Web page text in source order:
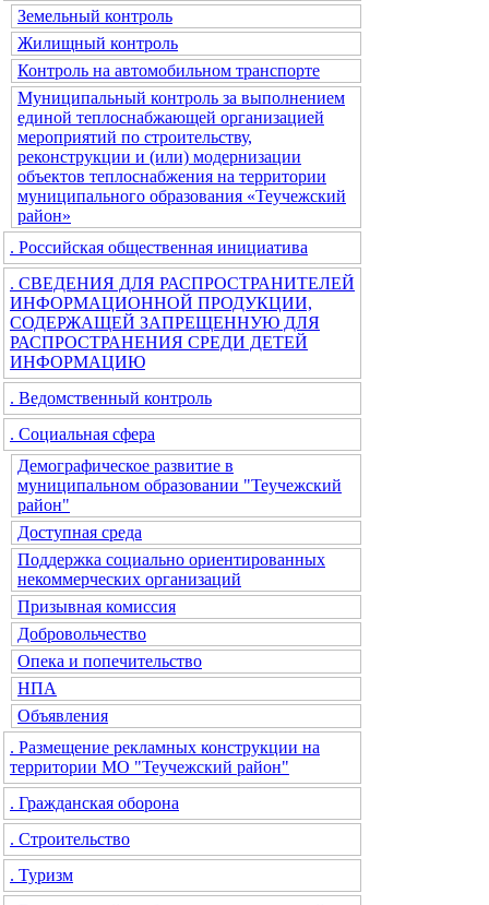
Земельный контроль
Жилищный контроль
Контроль на автомобильном транспорте
Муниципальный контроль за выполнением
единой теплоснабжающей организацией
мероприятий по строительству,
реконструкции и (или) модернизации
объектов теплоснабжения на территории
муниципального образования «Теучежский
район»
. Российская общественная инициатива
. СВЕДЕНИЯ ДЛЯ РАСПРОСТРАНИТЕЛЕЙ
ИНФОРМАЦИОННОЙ ПРОДУКЦИИ,
СОДЕРЖАЩЕЙ ЗАПРЕЩЕННУЮ ДЛЯ
РАСПРОСТРАНЕНИЯ СРЕДИ ДЕТЕЙ
ИНФОРМАЦИЮ
. Ведомственный контроль
. Социальная сфера
Демографическое развитие в
муниципальном образовании "Теучежский
район"
Доступная среда
Поддержка социально ориентированных
некоммерческих организаций
Призывная комиссия
Добровольчество
Опека и попечительство
НПА
Объявления
. Размещение рекламных конструкции на
территории МО "Теучежский район"
. Гражданская оборона
. Строительство
. Туризм